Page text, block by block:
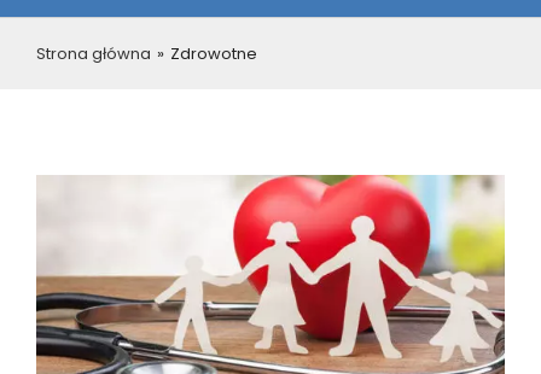
Strona główna » Zdrowotne